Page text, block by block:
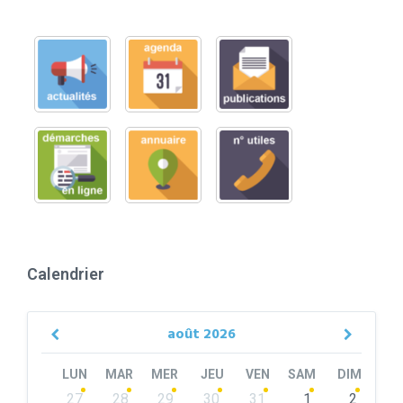
Calendrier
août 2026
Previous
LUN MAR MER JEU VEN SAM DIM
Skip27 28 29 30 31 1
2